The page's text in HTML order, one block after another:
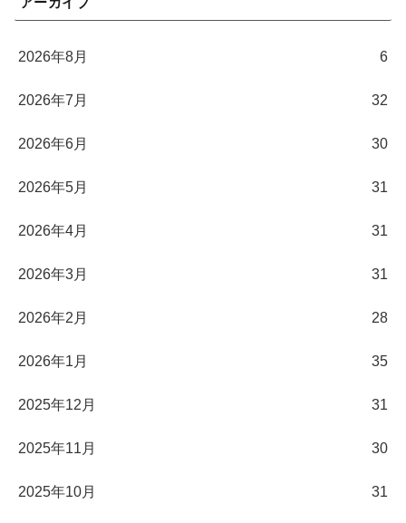
2026年8月 6
2026年7月 32
2026年6月 30
2026年5月 31
2026年4月 31
2026年3月 31
2026年2月 28
2026年1月 35
2025年12月 31
2025年11月 30
2025年10月 31